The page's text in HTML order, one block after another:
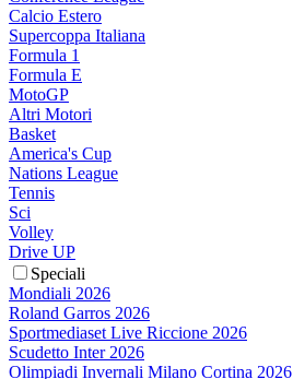
Calcio Estero
Supercoppa Italiana
Formula 1
Formula E
MotoGP
Altri Motori
Basket
America's Cup
Nations League
Tennis
Sci
Volley
Drive UP
Speciali
Mondiali 2026
Roland Garros 2026
Sportmediaset Live Riccione 2026
Scudetto Inter 2026
Olimpiadi Invernali Milano Cortina 2026